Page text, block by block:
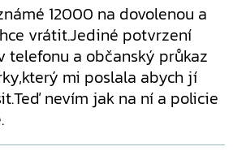
12000 na dovolenou a
vrátit.Jediné potvrzení
telefonu a občanský průkaz
mi poslala abych jí
nevím jak na ní a policie